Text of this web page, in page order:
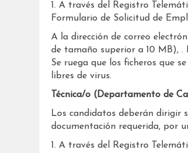
1. A través del Registro
Formulario de Solicitud de
A la dirección de correo
de tamaño superior a 10 MB), .
Se ruega que los ficheros que
libres de virus.
Técnica/o (Departamento de
Los candidatos deberán dirigir
documentación requerida, por
1. A través del Registro